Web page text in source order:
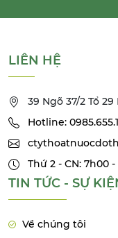
LIÊN HỆ
39 Ngõ 37/2 Tổ
Hotline:
Thứ 2 - CN: 7h00 -
TIN TỨC - SỰ
Về chúng tôi